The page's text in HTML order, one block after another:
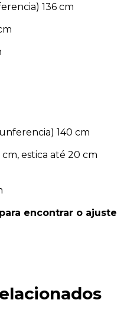
136 cm
140 cm
estica até 20 cm
encontrar o ajuste